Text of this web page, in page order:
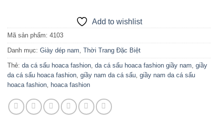
Add to wishlist
Mã sản phẩm: 4103
Danh mục: Giày dép nam Thời Trang Đặc Biệt
Thẻ: da cá sấu hoaca fashion da cá sấu hoaca fashion giầy nam giầy
da cá sấu hoaca fashion giầy nam da cá sấu giầy nam da cá sấu
hoaca fashion
hoaca fashion